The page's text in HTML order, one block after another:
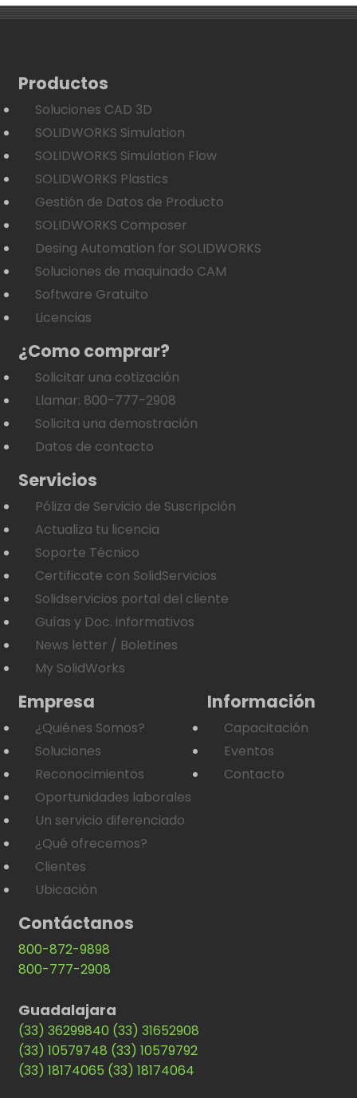
Productos
Soluciones CAD 3D
SOLIDWORKS Simulation
SOLIDWORKS Simulation Flow
SOLIDWORKS Plastics
Gestión de Datos de Producto
SOLIDWORKS Composer
Desing Automation for SOLIDWORKS
Soluciones de maquinado CAM
Software Gratuito
Licencias
¿Como comprar?
Solicitar una cotización
Llamar: 800-777-2908
Solicita una demostración
Datos de contacto
Servicios
Póliza de Servicio de Suscripción
Actualiza tu licencia
Soporte Técnico
Certificate con SolidServicios
Solidservicios portal del cliente
Guías y Doc. informativos
News letter / Boletines
My SolidWorks
Empresa
¿Quiénes Somos?
Soluciones
Reconocimientos
Oportunidades laborales
Un servicio diferenciado
¿Qué ofrecemos?
Clientes
Ubicación
Información
Capacitación
Eventos
Contacto
Contáctanos
800-872-9898
800-777-2908
Guadalajara
(33) 36299840 (33) 31652908
(33) 10579748 (33) 10579792
(33) 18174065 (33) 18174064